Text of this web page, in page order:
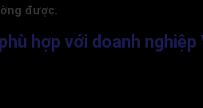
được.
hợp với doanh nghiệp